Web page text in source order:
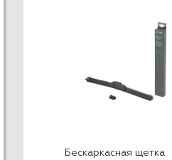
Бескаркасная щетка